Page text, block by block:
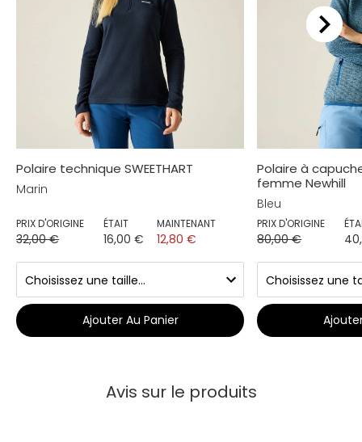
Polaire technique SWEETHART
Marin
PRIX D'ORIGINE
32,00 €
ÉTAIT
16,00 €
MAINTENANT
12,80 €
Ajouter Au Panier
Polaire à
femme Newhill
Bleu
PRIX D'ORIGINE
80,00 €
Avis sur le produits